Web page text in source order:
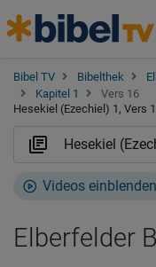
Bibel TV Bibelthek
Kapitel 1
Vers 16
Hesekiel (Ezechiel) 1, Vers
Videos einblenden
Elberfelder